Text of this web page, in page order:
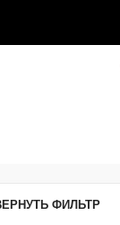
ФИЛЬТР